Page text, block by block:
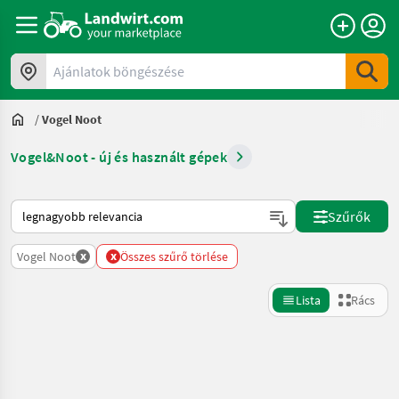
Ajánlatok böngészése
/Vogel Noot
Vogel&Noot - új és használt gépek
Így van sorba rendezve a Landwirt.com-on
Szűrők
Vogel Noot x x Összes szűrő törlése
Lista Rács